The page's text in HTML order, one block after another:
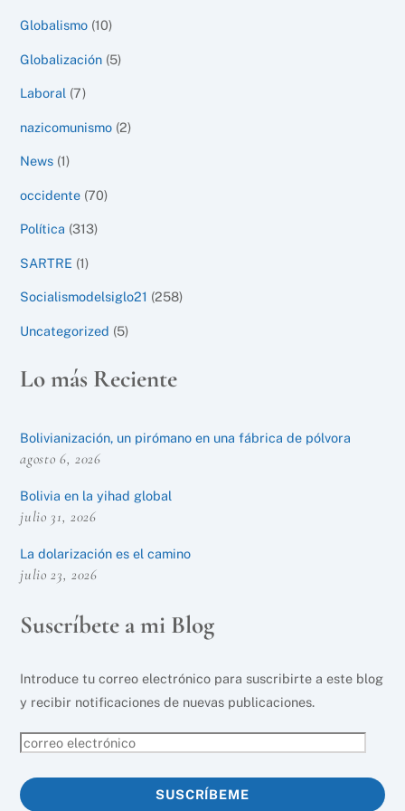
Globalismo (10)
Globalización (5)
Laboral (7)
nazicomunismo (2)
News (1)
occidente (70)
Política (313)
SARTRE (1)
Socialismodelsiglo21 (258)
Uncategorized (5)
Lo más Reciente
Bolivianización, un pirómano en una fábrica de pólvora
agosto 6, 2026
Bolivia en la yihad global
julio 31, 2026
La dolarización es el camino
julio 23, 2026
Suscríbete a mi Blog
Introduce tu correo electrónico para suscribirte a este blog
y recibir notificaciones de nuevas publicaciones.
correo
SUSCRÍBEME